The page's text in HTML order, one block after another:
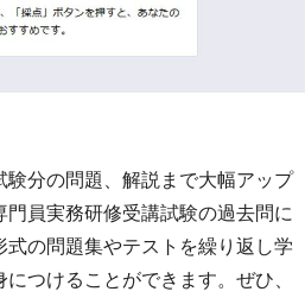
分の問題、解説まで大幅アップ
員実務研修受講試験の過去問に
の問題集やテストを繰り返し学
つけることができます。ぜひ、